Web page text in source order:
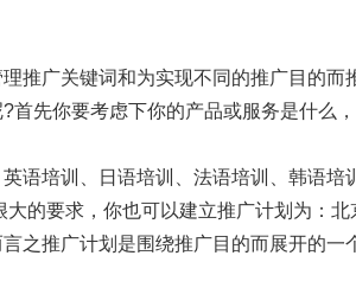
推广关键词和为实现不同的推广目的
先你要考虑下你的产品或服务是什么
语培训、日语培训、法语培训、韩语
的要求，你也可以建立推广计划为：
之推广计划是围绕推广目的而展开的